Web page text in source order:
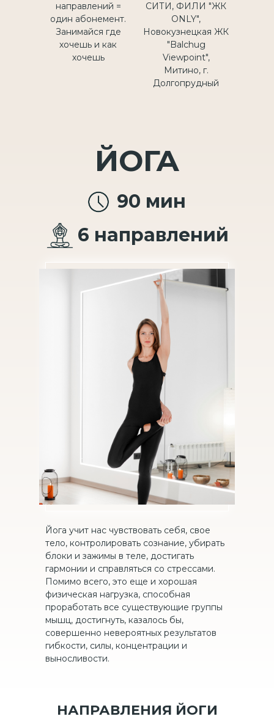
направлений =
один абонемент.
Занимайся где
хочешь и как
хочешь
СИТИ, ФИЛИ "ЖК
ONLY",
Новокузнецкая ЖК
"Balchug
Viewpoint",
Митино, г.
Долгопрудный
ЙОГА
90 мин
Йога учит нас чувствовать себя, свое
тело, контролировать сознание, убирать
блоки и зажимы в теле, достигать
гармонии и справляться со стрессами.
Помимо всего, это еще и хорошая
физическая нагрузка, способная
проработать все существующие группы
мышц, достигнуть, казалось бы,
совершенно невероятных результатов
гибкости, силы, концентрации и
выносливости.
6 направлений
НАПРАВЛЕНИЯ ЙОГИ